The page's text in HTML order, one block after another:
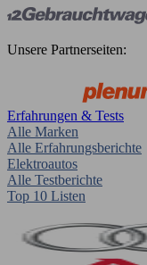
Unsere Partnerseiten:
Erfahrungen & Tests
Alle Marken
Alle Erfahrungsberichte
Elektroautos
Alle Testberichte
Top 10 Listen